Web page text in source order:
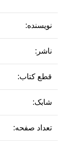
نویسنده:
ناشر:
قطع کتاب:
شابک:
تعداد صفحه: